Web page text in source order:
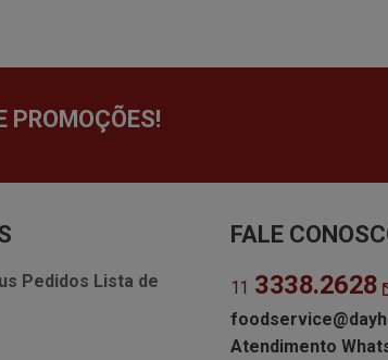
PROMOÇÕES!
Pedidos Lista de
FALE
11 3338.2628
Atendimento